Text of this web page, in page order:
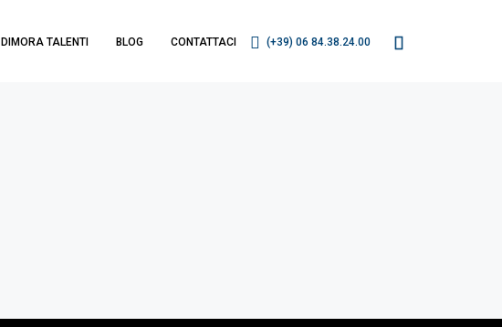
DIMORA TALENTI BLOG CONTATTACI (+39) 06 84.38.24.00